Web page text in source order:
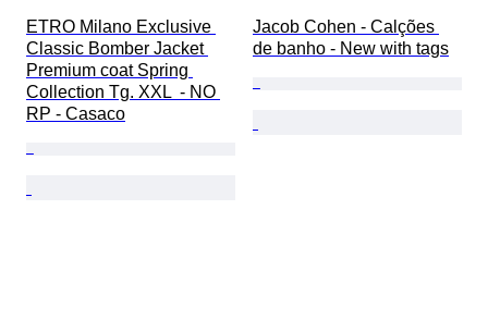
ETRO Milano Exclusive
Classic Bomber Jacket
Premium coat Spring
Collection Tg. XXL  - NO
RP - Casaco
Jacob Cohen - Calções
de banho - New with tags